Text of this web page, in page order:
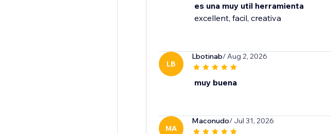
es una muy util herramienta
excellent, facil, creativa
LB
Lbotinab/ Aug 2, 2026
muy buena
MA
Maconudo/ Jul 31, 2026